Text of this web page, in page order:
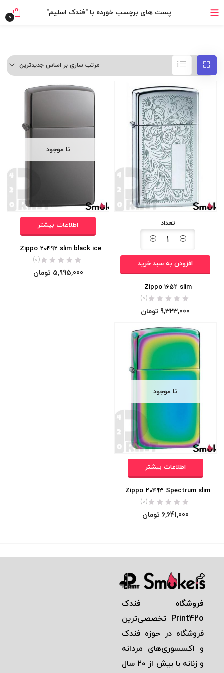
خرید قسطی با ترب‌پی
پست های برچسب خورده با "فندک اسلیم" 0
مرتب سازی بر اساس جدیدترین
تعداد
افزودن به سبد خرید
Zippo 1652 slim
(0)
9,323,000 تومان
نا موجود
اطلاعات بیشتر
Zippo 20492 slim black ice
(0)
5,995,000 تومان
نا موجود
اطلاعات بیشتر
Zippo 20493 Spectrum slim
(0)
6,641,000 تومان
فروشگاه فندک
Print42o تخصصی‌ترين
فروشگاه در حوزه فندک
و اكسسوری‌های مردانه
و زنانه با بيش از ٢٠ سال